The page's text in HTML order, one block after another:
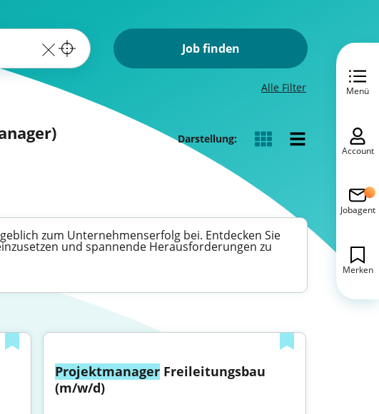
Job finden
Alle Filter
Darstellung:
zum Unternehmenserfolg bei. Entdecken Sie
und spannende Herausforderungen zu
Projektmanager Freileitungsbau
(m/w/d)
Menü
Account
Jobagent
Merken